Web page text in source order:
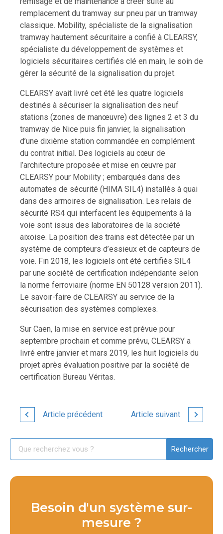
remplacement du tramway sur pneu par un tramway
classique. Mobility, spécialiste de la signalisation
tramway hautement sécuritaire a confié à CLEARSY,
spécialiste du développement de systèmes et
logiciels sécuritaires certifiés clé en main, le soin de
gérer la sécurité de la signalisation du projet.
CLEARSY avait livré cet été les quatre logiciels
destinés à sécuriser la signalisation des neuf
stations (zones de manœuvre) des lignes 2 et 3 du
tramway de Nice puis fin janvier, la signalisation
d’une dixième station commandée en complément
du contrat initial. Des logiciels au cœur de
l’architecture proposée et mise en œuvre par
CLEARSY pour Mobility ; embarqués dans des
automates de sécurité (HIMA SIL4) installés à quai
dans des armoires de signalisation. Les relais de
sécurité RS4 qui interfacent les équipements à la
voie sont issus des laboratoires de la société
aixoise. La position des trains est détectée par un
système de compteurs d’essieux et de capteurs de
voie. Fin 2018, les logiciels ont été certifiés SIL4
par une société de certification indépendante selon
la norme ferroviaire (norme EN 50128 version 2011).
Le savoir-faire de CLEARSY au service de la
sécurisation des systèmes complexes.
Sur Caen, la mise en service est prévue pour
septembre prochain et comme prévu, CLEARSY a
livré entre janvier et mars 2019, les huit logiciels du
projet après évaluation positive par la société de
certification Bureau Véritas.
Article précédent Article suivant
Besoin d'un système sur-
mesure ?